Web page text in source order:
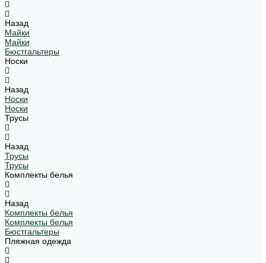
Назад
Майки
Майки
Бюстгальтеры
Носки
Назад
Носки
Носки
Трусы
Назад
Трусы
Трусы
Комплекты белья
Назад
Комплекты белья
Комплекты белья
Бюстгальтеры
Пляжная одежда